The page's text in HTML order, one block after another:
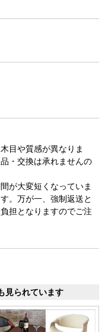
目や質感が異なりま
・交換は承れませんの
が大変短くなっていま
。万が一、強制返送と
担となりますのでご注
見られています